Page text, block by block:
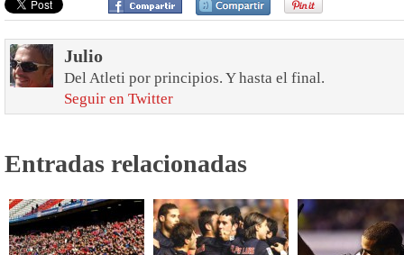
Julio
Del Atleti por principios. Y hasta el final.
Seguir en Twitter
Entradas relacionadas